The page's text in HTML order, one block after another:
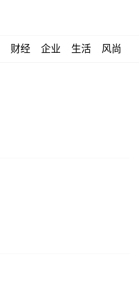
财经 企业 生活 风尚